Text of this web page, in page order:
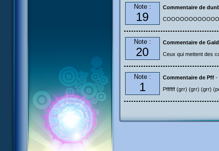
Note :
19
Commentaire de
Note :
20
Commentaire de
Ceux qui mettent des
Note :
1
Commentaire de Pff -
Pffffff (grr) (grr) (grr)